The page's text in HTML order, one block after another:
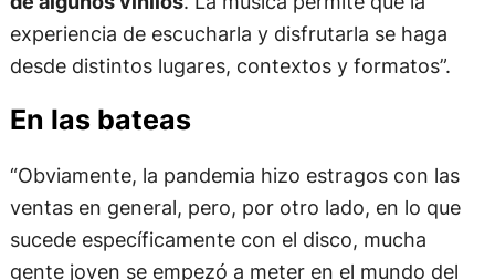
experiencia de escucharla y disfrutarla se haga
desde distintos lugares, contextos y formatos”.
En las bateas
“Obviamente, la pandemia hizo estragos con las
ventas en general, pero, por otro lado, en lo que
sucede específicamente con el disco, mucha
gente joven se empezó a meter en el mundo del